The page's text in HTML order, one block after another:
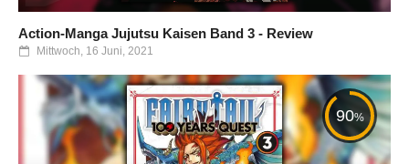
Action-Manga Jujutsu Kaisen Band 3 - Review
Mittwoch, 16 Juni, 2021
90%